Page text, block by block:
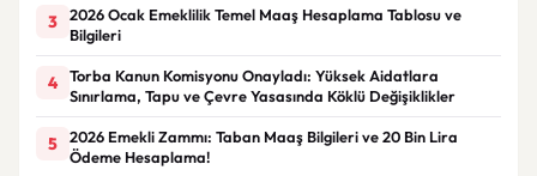
3
2026 Ocak Emeklilik Temel Maaş Hesaplama Tablosu ve
Bilgileri
4
Torba Kanun Komisyonu Onayladı: Yüksek Aidatlara
Sınırlama, Tapu ve Çevre Yasasında Köklü Değişiklikler
5
2026 Emekli Zammı: Taban Maaş Bilgileri ve 20 Bin Lira
Ödeme Hesaplama!